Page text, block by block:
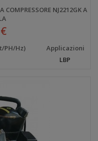
COMPRESSORE NJ2212GK A
PH/Hz)
Applicazioni
LBP